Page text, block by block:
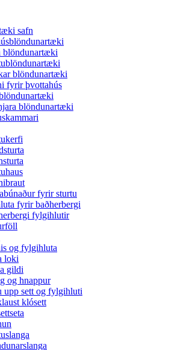
safn
blöndunartæki
blöndunartæki
fyrir þvottahús
blöndunartæki
fyrir sturtu
fyrir baðherbergi
fylgihlutir
og fylgihluta
loki
gildi
og hnappur
upp sett og fylgihluti
klósett